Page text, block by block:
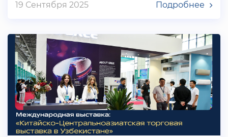
19 Сентября 2025 Подробнее